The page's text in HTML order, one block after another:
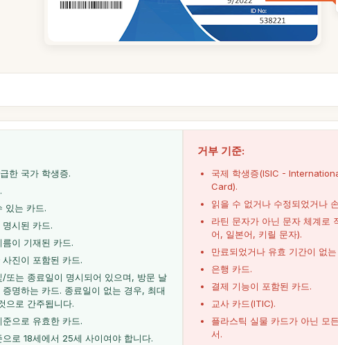
한 국가 학생증.
있는 카드.
시된 카드.
이 기재된 카드.
진이 포함된 카드.
/또는 종료일이 명시되어 있으며, 방문 날
명하는 카드. 종료일이 없는 경우, 최대
으로 간주됩니다.
으로 유효한 카드.
로 18세에서 25세 사이여야 합니다.
거부 기준:
국제 학생증(ISIC -
Card).
읽을 수 없거나 수정되었거나
라틴 문자가 아닌 문자 체계로
어, 일본어, 키릴 문자).
만료되었거나 유효 기간이 없는
은행 카드.
결제 기능이 포함된 카드.
교사 카드(ITIC).
플라스틱 실물 카드가 아닌 모
서.